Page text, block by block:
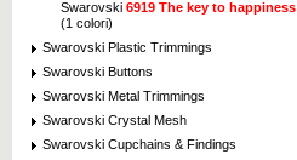
Swarovski 6919 The key to happiness
(1 colori)
Swarovski Plastic Trimmings
Swarovski Buttons
Swarovski Metal Trimmings
Swarovski Crystal Mesh
Swarovski Cupchains & Findings